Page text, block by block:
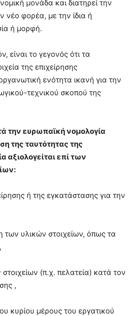
μονάδα και διατηρεί την
νέο φορέα, με την ίδια ή
ή μορφή.
είναι το γεγονός ότι τα
της επιχείρησης
ενότητα ικανή για την
τεχνικού σκοπού της
την ευρωπαϊκή νομολογία
της ταυτότητας της
αξιολογείται επί των
ή της εγκατάστασης για την
των υλικών στοιχείων, όπως τα
(π.χ. πελατεία) κατά τον
,
κυρίου μέρους του εργατικού